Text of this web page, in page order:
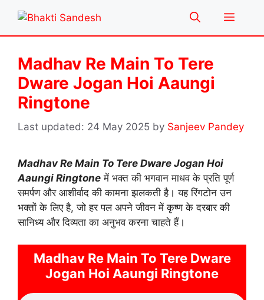
content
Menu
Madhav Re Main To Tere
Dware Jogan Hoi Aaungi
Ringtone
24 May 2025 by Sanjeev Pandey
Madhav Re Main To Tere Dware Jogan Hoi
Aaungi Ringtone में भक्त की भगवान माधव के प्रति पूर्ण
समर्पण और आशीर्वाद की कामना झलकती है। यह रिंगटोन उन
भक्तों के लिए है, जो हर पल अपने जीवन में कृष्ण के दरबार की
सानिध्य और दिव्यता का अनुभव करना चाहते हैं।
Madhav Re Main To Tere Dware
Jogan Hoi Aaungi Ringtone